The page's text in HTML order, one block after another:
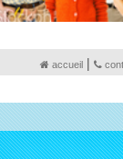
accueil|